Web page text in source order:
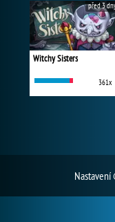
Witchy Sisters
361x
před 3
Nastavení